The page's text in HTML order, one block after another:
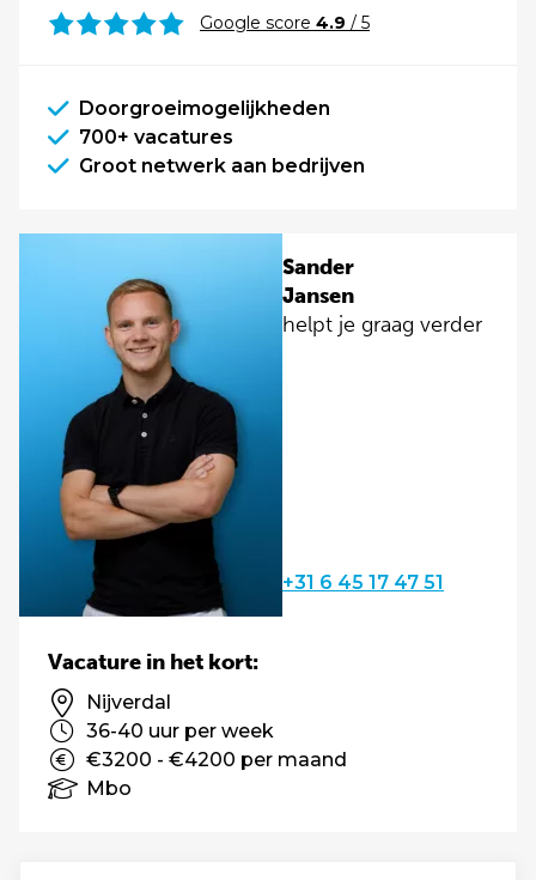
Google score 4.9 / 5
Doorgroeimogelijkheden
700+ vacatures
Groot netwerk aan bedrijven
Sander
Jansen
helpt je graag verder
+31 6 45 17 47 51
Vacature in het kort:
Nijverdal
36-40 uur per week
€3200 - €4200 per maand
Mbo